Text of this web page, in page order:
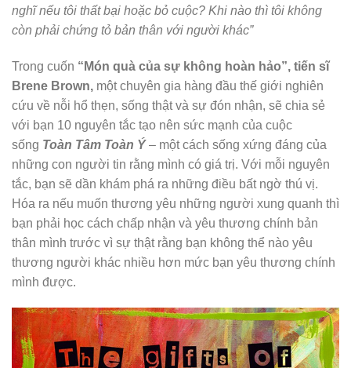
nghĩ nếu tôi thất bại hoặc bỏ cuộc? Khi nào thì tôi không
còn phải chứng tỏ bản thân với người khác”
Trong cuốn “Món quà của sự không hoàn hảo”, tiến sĩ
Brene Brown, một chuyên gia hàng đầu thế giới nghiên
cứu về nỗi hổ thẹn, sống thật và sự đón nhận, sẽ chia sẻ
với bạn 10 nguyên tắc tạo nên sức mạnh của cuộc
sống Toàn Tâm Toàn Ý– một cách sống xứng đáng của
những con người tin rằng mình có giá trị. Với mỗi nguyên
tắc, bạn sẽ dần khám phá ra những điều bất ngờ thú vị.
Hóa ra nếu muốn thương yêu những người xung quanh thì
bạn phải học cách chấp nhận và yêu thương chính bản
thân mình trước vì sự thật rằng bạn không thể nào yêu
thương người khác nhiều hơn mức bạn yêu thương chính
mình được.